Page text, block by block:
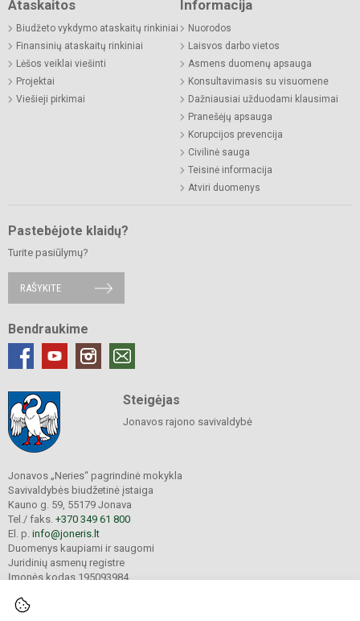
Ataskaitos
Biudžeto vykdymo ataskaitų rinkiniai
Finansinių ataskaitų rinkiniai
Lėšos veiklai viešinti
Projektai
Viešieji pirkimai
Informacija
Nuorodos
Laisvos darbo vietos
Asmens duomenų apsauga
Konsultavimasis su visuomene
Dažniausiai užduodami klausimai
Pranešėjų apsauga
Korupcijos prevencija
Civilinė sauga
Teisinė informacija
Atviri duomenys
Pastebėjote klaidų?
Turite pasiūlymų?
RAŠYKITE
Bendraukime
Steigėjas
Jonavos rajono savivaldybė
Jonavos „Neries“ pagrindinė mokykla
Savivaldybės biudžetinė įstaiga
Kauno g. 59, 55179 Jonava
Tel./ faks. +370 349 61 800
El. p. info@joneris.lt
Duomenys kaupiami ir saugomi
Juridinių asmenų registre
Įmonės kodas 195093984